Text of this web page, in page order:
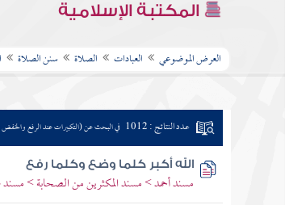
المكتبة الإسلامية
العرض الموضوعي العبادات الصلاة سنن الصلاة
عدد النتائج : 1012 في البحث عن (التكبيرات عند الرفع والخفض
الله أكبر كلما وضع وكلما رفع
مسند أحمد > مسند المكثرين من الصحابة > مسند